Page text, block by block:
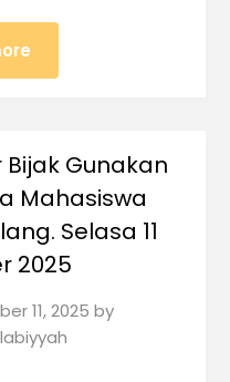
Gunakan
Mahasiswa
Selasa 11
2025
11, 2025 by